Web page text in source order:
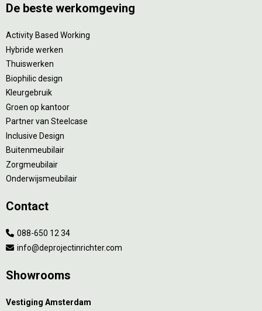
De beste werkomgeving
Activity Based Working
Hybride werken
Thuiswerken
Biophilic design
Kleurgebruik
Groen op kantoor
Partner van Steelcase
Inclusive Design
Buitenmeubilair
Zorgmeubilair
Onderwijsmeubilair
Contact
088-650 12 34
info@deprojectinrichter.com
Showrooms
Vestiging Amsterdam